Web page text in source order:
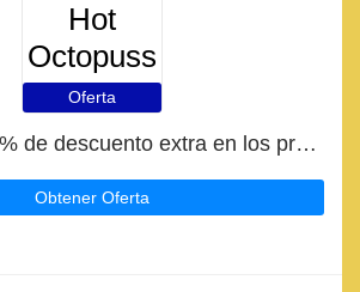
Hot
Octopuss
Oferta
Consigue un 6% de descuento extra en los productos de Hot Octopuss
Obtener Oferta